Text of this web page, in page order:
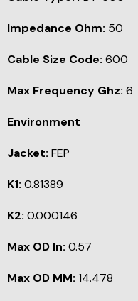
Impedance Ohm: 50
Cable Size Code: 600
Max Frequency Ghz: 6
Environment
Jacket: FEP
K1: 0.81389
K2: 0.000146
Max OD In: 0.57
Max OD MM: 14.478